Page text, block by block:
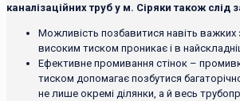
каналізаційних труб у м. Сіряки також слід
Можливість позбавитися навіть важких
високим тиском проникає і в
Ефективне промивання стінок –
тиском допомагає позбутися
не лише окремі ділянки, а й весь